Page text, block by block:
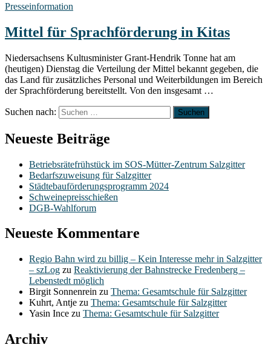
Presseinformation
Mittel für Sprachförderung in Kitas
Niedersachsens Kultusminister Grant-Hendrik Tonne hat am
(heutigen) Dienstag die Verteilung der Mittel bekannt gegeben, die
das Land für zusätzliches Personal und Weiterbildungen im Bereich
der Sprachförderung bereitstellt. Von den insgesamt …
Suchen nach:
Neueste Beiträge
Betriebsrätefrühstück im SOS-Mütter-Zentrum Salzgitter
Bedarfszuweisung für Salzgitter
Städtebauförderungsprogramm 2024
Schweinepreisschießen
DGB-Wahlforum
Neueste Kommentare
Regio Bahn wird zu billig – Kein Interesse mehr in Salzgitter
– szLog zu Reaktivierung der Bahnstrecke Fredenberg –
Lebenstedt möglich
Birgit Sonnenrein zu Thema: Gesamtschule für Salzgitter
Kuhrt, Antje zu Thema: Gesamtschule für Salzgitter
Yasin Ince zu Thema: Gesamtschule für Salzgitter
Archiv